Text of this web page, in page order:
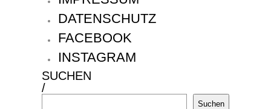
DATENSCHUTZ
FACEBOOK
INSTAGRAM
SUCHEN
/
Suchen